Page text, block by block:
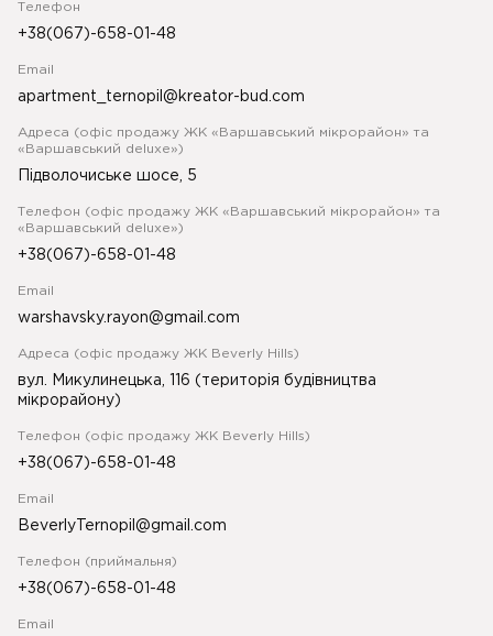
Телефон
+38(067)-658-01-48
Email
apartment_ternopil@kreator-bud.com
Адреса (офіс продажу ЖК «Варшавський мікрорайон» та
«Варшавський deluxe»)
Підволочиське шосе, 5
Телефон (офіс продажу ЖК «Варшавський мікрорайон» та
«Варшавський deluxe»)
+38(067)-658-01-48
Email
warshavsky.rayon@gmail.com
Адреса (офіс продажу ЖК Beverly Hills)
вул. Микулинецька, 116 (територія будівництва
мікрорайону)
Телефон (офіс продажу ЖК Beverly Hills)
+38(067)-658-01-48
Email
BeverlyTernopil@gmail.com
Телефон (приймальня)
+38(067)-658-01-48
Email